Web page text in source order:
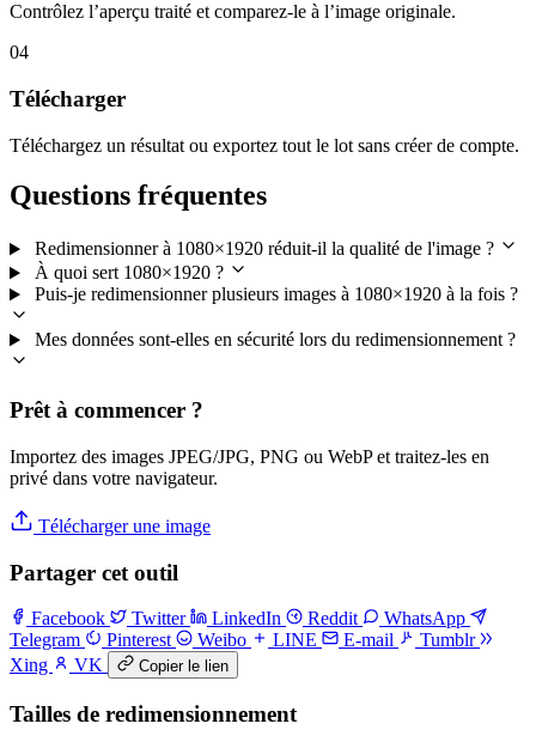
Contrôlez l’aperçu traité et comparez-le à l’image originale.
04
Télécharger
Téléchargez un résultat ou exportez tout le lot sans créer de compte.
Questions fréquentes
Redimensionner à 1080×1920 réduit-il la qualité de l'image ?
À quoi sert 1080×1920 ?
Puis-je redimensionner plusieurs images à 1080×1920 à la fois ?
Mes données sont-elles en sécurité lors du redimensionnement ?
Prêt à commencer ?
Importez des images JPEG/JPG, PNG ou WebP et traitez-les en
privé dans votre navigateur.
Télécharger une image
Partager cet outil
Facebook Twitter LinkedIn Reddit
WhatsApp
Telegram
Pinterest Weibo LINE E-mail
Tumblr
Xing
VK Copier le lien
Tailles de redimensionnement